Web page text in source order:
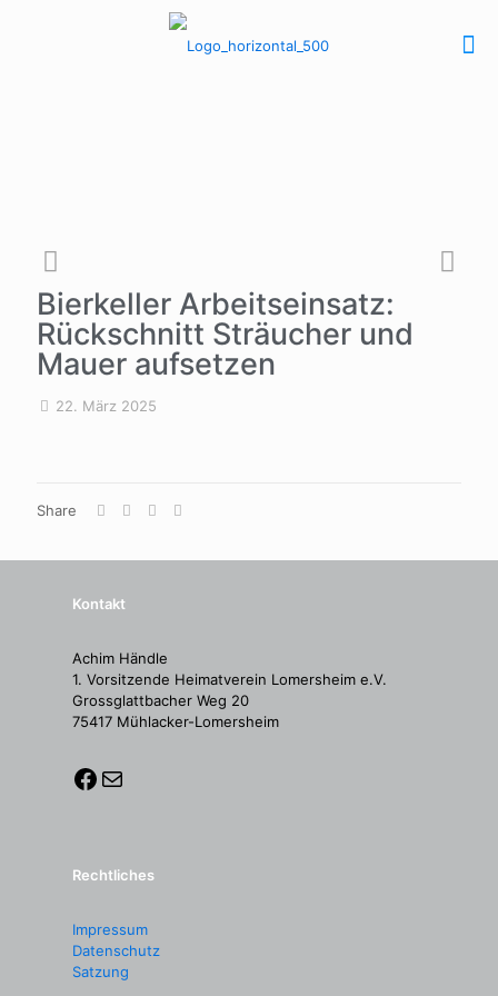
Bierkeller Arbeitseinsatz:
Rückschnitt Sträucher und
Mauer aufsetzen
22. März 2025
Share
Kontakt
Achim Händle
1. Vorsitzende Heimatverein Lomersheim e.V.
Grossglattbacher Weg 20
75417 Mühlacker-Lomersheim
Rechtliches
Impressum
Datenschutz
Satzung